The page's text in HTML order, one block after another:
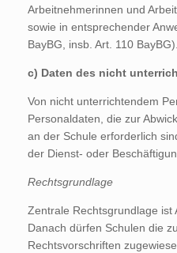
Arbeitnehmerinnen und
sowie in entsprechender
BayBG, insb. Art. 110 BayBG).
c) Daten des nicht
Von nicht unterrichtendem
Personaldaten, die zur
an der Schule erforderlich
der Dienst- oder
Rechtsgrundlage
Zentrale Rechtsgrundlage ist
Danach dürfen Schulen die
Rechtsvorschriften